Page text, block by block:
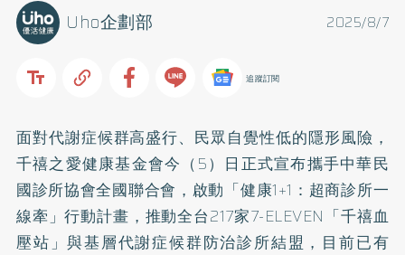
2025/8/7
Uho企劃部
追蹤訂閱
面對代謝症候群高盛行、民眾自覺性低的隱形風險，
千禧之愛健康基金會今（5）日正式宣布攜手中華民
國診所協會全國聯合會，啟動「健康1+1：超商診所一
線牽」行動計畫，推動全台217家7-ELEVEN「千禧血
壓站」與基層代謝症候群防治診所結盟，目前已有